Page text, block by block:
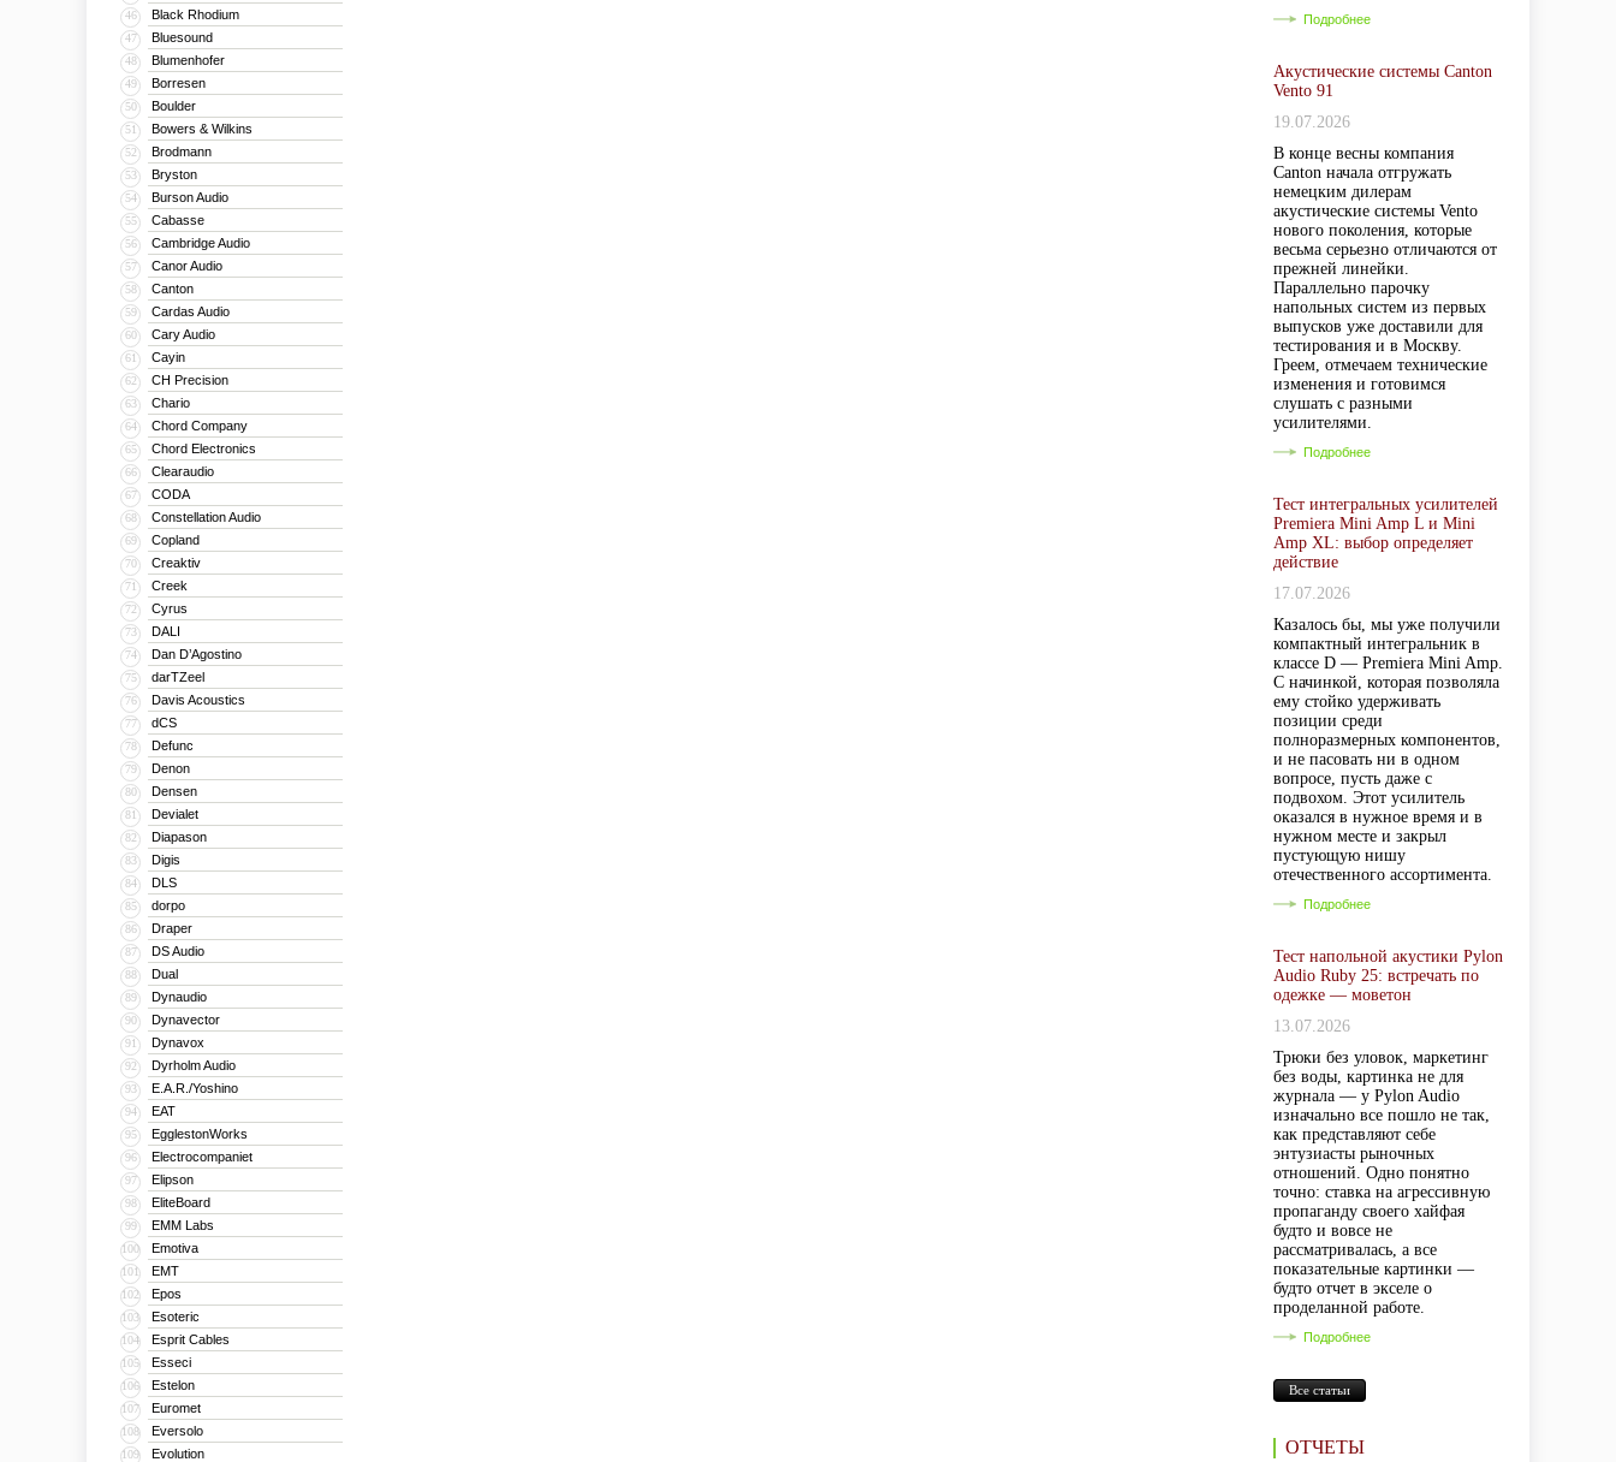
46 Black Rhodium
47 Bluesound
48 Blumenhofer
49 Borresen
50 Boulder
51 Bowers & Wilkins
52 Brodmann
53 Bryston
54 Burson Audio
55 Cabasse
56 Cambridge Audio
57 Canor Audio
58 Canton
59 Cardas Audio
60 Cary Audio
61 Cayin
62 CH Precision
63 Chario
64 Chord Company
65 Chord Electronics
66 Clearaudio
67 CODA
68 Constellation Audio
69 Copland
70 Creaktiv
71 Creek
72 Cyrus
73 DALI
74 Dan D’Agostino
75 darTZeel
76 Davis Acoustics
77 dCS
78 Defunc
79 Denon
80 Densen
81 Devialet
82 Diapason
83 Digis
84 DLS
85 dorpo
86 Draper
87 DS Audio
88 Dual
89 Dynaudio
90 Dynavector
91 Dynavox
92 Dyrholm Audio
93 E.A.R./Yoshino
94 EAT
95 EgglestonWorks
96 Electrocompaniet
97 Elipson
98 EliteBoard
99 EMM Labs
100 Emotiva
101 EMT
102 Epos
103 Esoteric
104 Esprit Cables
105 Esseci
106 Estelon
107 Euromet
108 Eversolo
109 Evolution
Подробнее
Акустические системы Canton
Vento 91
19.07.2026
В конце весны компания
Canton начала отгружать
немецким дилерам
акустические системы Vento
нового поколения, которые
весьма серьезно отличаются от
прежней линейки.
Параллельно парочку
напольных систем из первых
выпусков уже доставили для
тестирования и в Москву.
Греем, отмечаем технические
изменения и готовимся
слушать с разными
усилителями.
Подробнее
Тест интегральных усилителей
Premiera Mini Amp L и Mini
Amp XL: выбор определяет
действие
17.07.2026
Казалось бы, мы уже получили
компактный интегральник в
классе D — Premiera Mini Amp.
С начинкой, которая позволяла
ему стойко удерживать
позиции среди
полноразмерных компонентов,
и не пасовать ни в одном
вопросе, пусть даже с
подвохом. Этот усилитель
оказался в нужное время и в
нужном месте и закрыл
пустующую нишу
отечественного ассортимента.
Подробнее
Тест напольной акустики Pylon
Audio Ruby 25: встречать по
одежке — моветон
13.07.2026
Трюки без уловок, маркетинг
без воды, картинка не для
журнала — у Pylon Audio
изначально все пошло не так,
как представляют себе
энтузиасты рыночных
отношений. Одно понятно
точно: ставка на агрессивную
пропаганду своего хайфая
будто и вовсе не
рассматривалась, а все
показательные картинки —
будто отчет в экселе о
проделанной работе.
Подробнее
Все статьи
ОТЧЕТЫ